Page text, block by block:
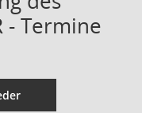
- Termine